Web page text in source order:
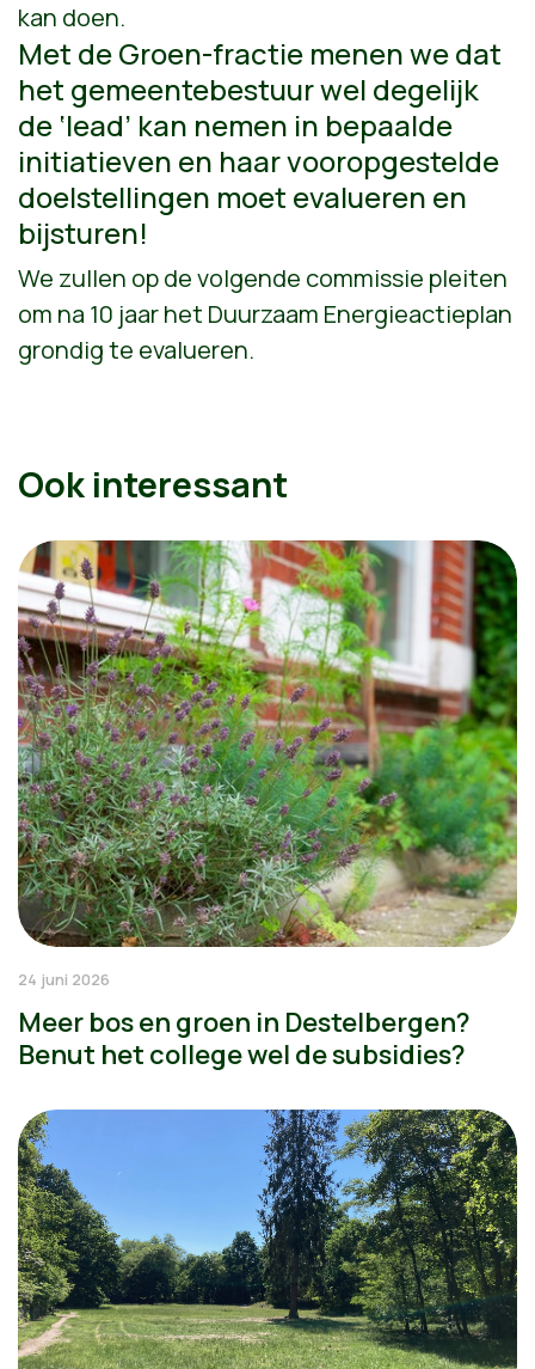
kan doen.
Met de Groen-fractie menen we dat
het gemeentebestuur wel degelijk
de ‘lead’ kan nemen in bepaalde
initiatieven en haar vooropgestelde
doelstellingen moet evalueren en
bijsturen!
We zullen op de volgende commissie pleiten
om na 10 jaar het Duurzaam Energieactieplan
grondig te evalueren.
Ook interessant
24 juni 2026
Meer bos en groen in Destelbergen?
Benut het college wel de subsidies?